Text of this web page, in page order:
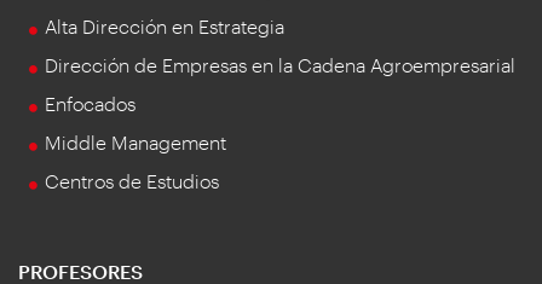
Alta Dirección en Estrategia
Dirección de Empresas en la Cadena Agroempresarial
Enfocados
Middle Management
Centros de Estudios
PROFESORES